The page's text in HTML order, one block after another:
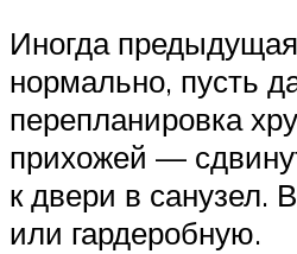
Иногда предыдущая
нормально, пусть
перепланировка
прихожей —
к двери в санузел.
или гардеробную.